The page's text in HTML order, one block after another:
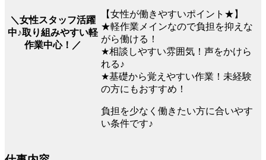
＼女性スタッフ活躍
中♪取り組みやすい軽
作業中心！／
【女性が働きやすいポイント★】
★軽作業メインなので負担を抑えな
がら働ける！
★相談しやすい雰囲気！声をかけら
れる♪
★基礎から覚えやすい作業！未経験
の方にもおすすめ！
負担を少なく働きたい方に合いやす
い条件です♪